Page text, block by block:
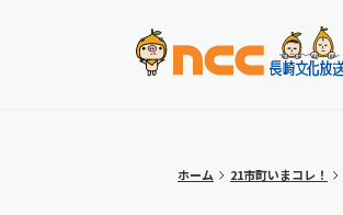
ホーム 21市町いまコレ！